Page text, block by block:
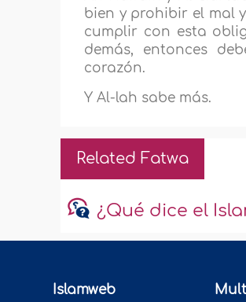
bien y prohibir el mal
cumplir con esta
demás, entonces
corazón.
Y Al-lah sabe más.
Related Fatwa
¿Qué dice el
Islamweb